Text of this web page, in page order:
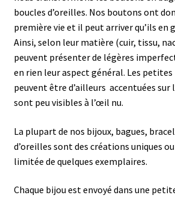
boucles d’oreilles. Nos boutons ont
première vie et il peut arriver qu’ils en
Ainsi, selon leur matière (cuir, tissu,
peuvent présenter de légères
en rien leur aspect général. Les
peuvent être d’ailleurs accentuées sur
sont peu visibles à l’œil nu.
La plupart de nos bijoux, bagues,
d’oreilles sont des créations uniques
limitée de quelques exemplaires.
Chaque bijou est envoyé dans une